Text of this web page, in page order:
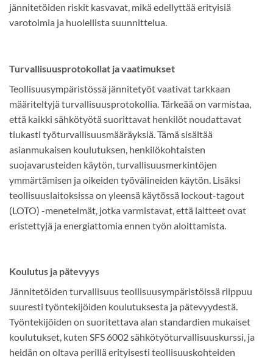
jännitetöiden riskit kasvavat, mikä edellyttää erityisiä
varotoimia ja huolellista suunnittelua.
Turvallisuusprotokollat ja vaatimukset
Teollisuusympäristössä jännitetyöt vaativat tarkkaan
määriteltyjä turvallisuusprotokollia. Tärkeää on varmistaa,
että kaikki sähkötyötä suorittavat henkilöt noudattavat
tiukasti työturvallisuusmääräyksiä. Tämä sisältää
asianmukaisen koulutuksen, henkilökohtaisten
suojavarusteiden käytön, turvallisuusmerkintöjen
ymmärtämisen ja oikeiden työvälineiden käytön. Lisäksi
teollisuuslaitoksissa on yleensä käytössä lockout-tagout
(LOTO) -menetelmät, jotka varmistavat, että laitteet ovat
eristettyjä ja energiattomia ennen työn aloittamista.
Koulutus ja pätevyys
Jännitetöiden turvallisuus teollisuusympäristöissä riippuu
suuresti työntekijöiden koulutuksesta ja pätevyydestä.
Työntekijöiden on suoritettava alan standardien mukaiset
koulutukset, kuten SFS 6002 sähkötyöturvallisuuskurssi, ja
heidän on oltava perillä erityisesti teollisuuskohteiden